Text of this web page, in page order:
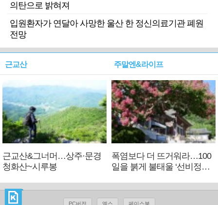
의탄으로 밝혀져
입원환자가 연달아 사망한 울산 한 정신의료기관 폐원
전망
근교산
근교산&그너머…상주·문경
청화산~시루봉
주말엔&라이프
폭염보다 더 뜨거워라…100
일을 붉게 불태울 ‘선비정신’
PC버전 엑스 페이스북